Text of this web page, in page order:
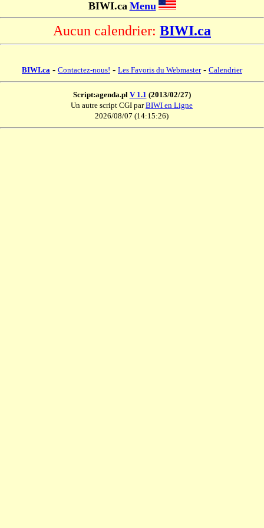
BIWI.ca Menu
Aucun calendrier: BIWI.ca
BIWI.ca - Contactez-nous! - Les Favoris du Webmaster- Calendrier
Script:agenda.pl V 1.1 (2013/02/27)
Un autre script CGI parBIWI en Ligne
2026/08/07 (14:15:26)